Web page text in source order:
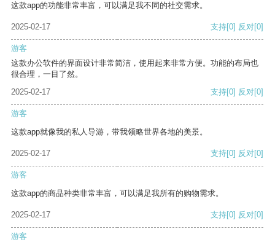
这款app的功能非常丰富，可以满足我不同的社交需求。
2025-02-17 支持[0] 反对[0]
游客
这款办公软件的界面设计非常简洁，使用起来非常方便。功能的布局也
很合理，一目了然。
2025-02-17
支持[0] 反对[0]
游客
这款app就像我的私人导游，带我领略世界各地的美景。
2025-02-17 支持[0] 反对[0]
游客
这款app的商品种类非常丰富，可以满足我所有的购物需求。
2025-02-17 支持[0] 反对[0]
游客